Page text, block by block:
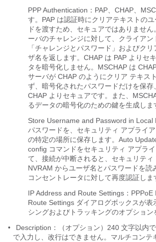
PPP Authentication：PAP、CHAP、
す。PAP は認証時にクリアテキストの
ドを渡すため、セキュアではありませ
ーバのチャレンジに対して、クライアン
「チャレンジとパスワード」およびク
ザ名を返します。CHAP は PAP よりセ
タを暗号化しません。MSCHAP は
サーバが CHAP のようにクリア テキス
ず、暗号化されたパスワードだけを保存
CHAP よりセキュアです。また、
るデータの暗号化のための鍵を生成しま
Store Username and Password in Local
パスワードを、セキュリティ アプライ
の特定の場所に保存します。Auto
config コマンドをセキュリティ アプラ
て、接続が中断されると、セキュリティ
NVRAM からユーザ名とパスワードを読
コンセントレータに対して再度認証しま
IP Address and Route Settings：PPPoE
Route Settings ダイアログボックスが表
シングおよびトラッキングのオプション
•
Description：（オプション）240 文字以内
で入力し、改行はできません。マルチコンテ